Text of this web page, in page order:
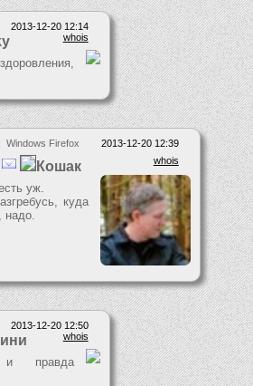
2013-12-20 12:14
whois
2013-12-20 12:39
Windows Firefox
whois
Кошак
уж.
куда
надо.
2013-12-20 12:50
whois
и правда